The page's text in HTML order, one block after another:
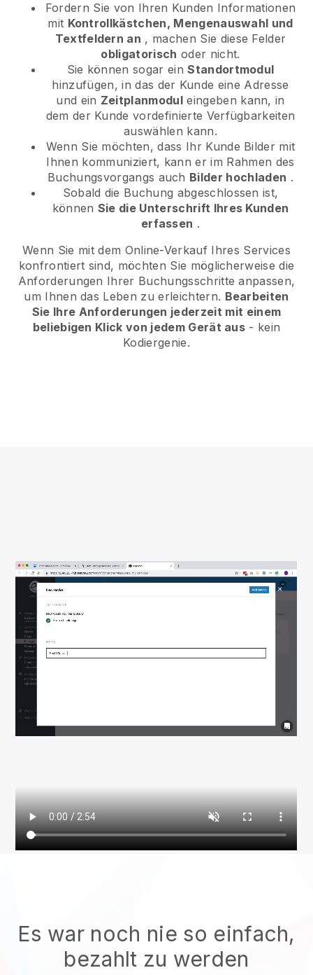
Fordern Sie von Ihren Kunden Informationen
mit Kontrollkästchen, Mengenauswahl und
Textfeldern an , machen Sie diese Felder
obligatorisch oder nicht.
Sie können sogar einStandortmodul
hinzufügen, in das der Kunde eine Adresse
und ein Zeitplanmoduleingeben kann, in
dem der Kunde vordefinierte Verfügbarkeiten
auswählen kann.
Wenn Sie möchten, dass Ihr Kunde Bilder mit
Ihnen kommuniziert, kann er im Rahmen des
Buchungsvorgangs auch Bilder hochladen .
Sobald die Buchung abgeschlossen ist,
können Sie die Unterschrift Ihres Kunden
erfassen .
Wenn Sie mit dem Online-Verkauf Ihres Services
konfrontiert sind, möchten Sie möglicherweise die
Anforderungen Ihrer Buchungsschritte anpassen,
um Ihnen das Leben zu erleichtern. Bearbeiten
Sie Ihre Anforderungen jederzeit mit einem
beliebigen Klick von jedem Gerät aus - kein
Kodiergenie.
Es war noch nie so einfach,
bezahlt zu werden